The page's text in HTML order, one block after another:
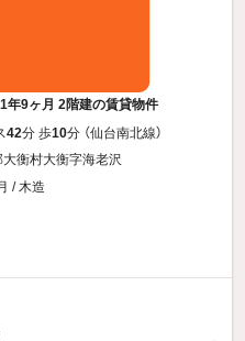
年9ヶ月 2階建の賃貸物件
42分 歩10分 （仙台南北線）
衡村大衡字海老沢
/ 木造